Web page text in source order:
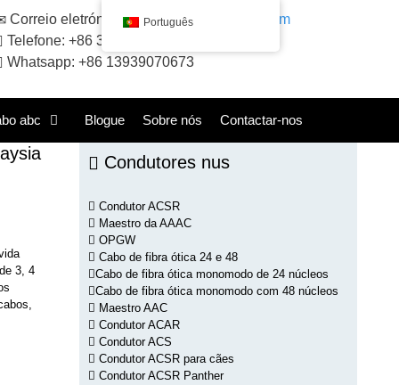
Correio eletrónico:sales@huadongacsr.com
Telefone: +86 371-86230866
Whatsapp: +86 13939070673
abc Blogue Sobre nós Contactar-nos
3, 4
Condutores nus
Condutor ACSR
Maestro da AAAC
OPGW
Cabo de fibra ótica 24 e 48
Cabo de fibra ótica monomodo de 24 núcleos
Cabo de fibra ótica monomodo com 48 núcleos
Maestro AAC
Condutor ACAR
Condutor ACS
Condutor ACSR para cães
Condutor ACSR Panther
Português